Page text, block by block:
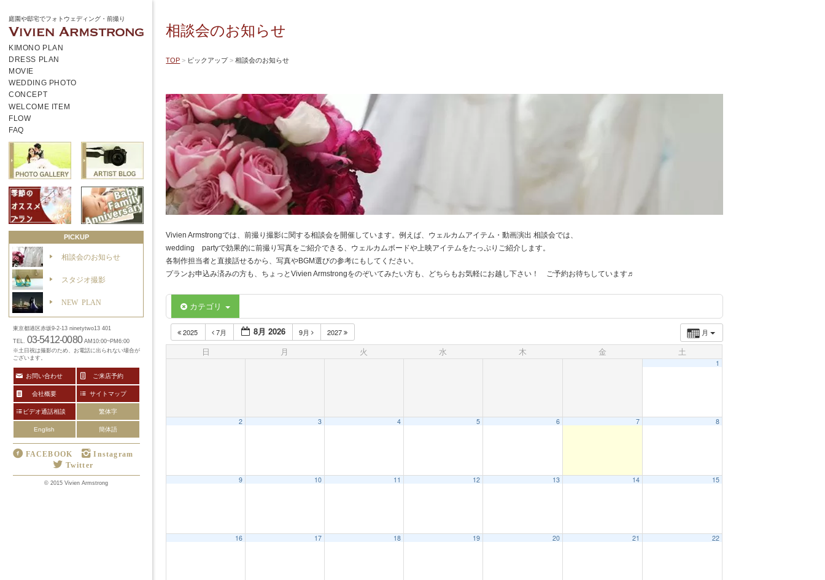
庭園や邸宅でフォトウェディング・前撮り
KIMONO PLAN
DRESS PLAN
MOVIE
WEDDING PHOTO
CONCEPT
WELCOME ITEM
FLOW
FAQ
PICKUP
相談会のお知らせ
スタジオ撮影
NEW PLAN
相談会のお知らせ
TOP ピックアップ 相談会のお知らせ
Vivien Armstrongでは、前撮り撮影に関する相談会を開催しています。例えば、ウェルカムアイテム・動画演出 相談会では、
wedding partyで効果的に前撮り写真をご紹介できる、ウェルカムボードや上映アイテムをたっぷりご紹介します。
各制作担当者と直接話せるから、写真やBGM選びの参考にもしてください。
プランお申込み済みの方も、ちょっとVivien Armstrongをのぞいてみたい方も、どちらもお気軽にお越し下さい！ ご予約お待ちしています♬
カテゴリ
月
2025 7月 8月 2026 9月 2027
日 月 火 水 木 金 土
1
2 3 4 5 6 7 8
9 10 11 12 13 14 15
16 17 18 19 20 21 22
東京都港区赤坂9-2-13 ninetytwo13 401
TEL. 03-5412-0080 AM10:00~PM6:00
※土日祝は撮影のため、お電話に出られない場合が
ございます。
お問い合わせ ご来店予約
会社概要 サイトマップ
ビデオ通話相談 繁体字
English 簡体語
FACEBOOK
Instagram
Twitter
© 2015 Vivien Armstrong